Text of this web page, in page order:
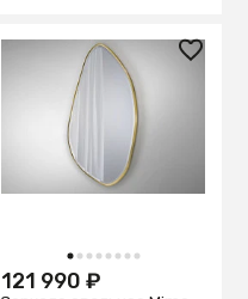
1 2 3 4 5 6 7 8
121 990 ₽